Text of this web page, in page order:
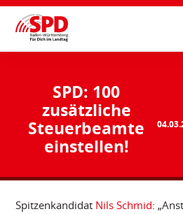
SPD: 100
zusätzliche
Steuerbeamte
einstellen!
Spitzenkandidat Nils Schmid: